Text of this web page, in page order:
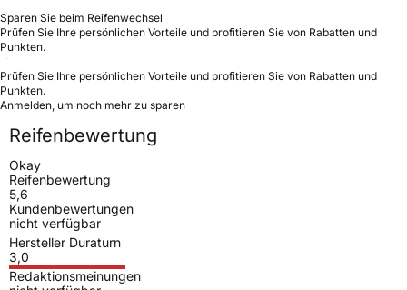
Sparen Sie beim Reifenwechsel
Prüfen Sie Ihre persönlichen Vorteile und profitieren Sie von Rabatten und
Punkten.
Prüfen Sie Ihre persönlichen Vorteile und profitieren Sie von Rabatten und
Punkten.
Anmelden, um noch mehr zu sparen
Reifenbewertung
Okay
Reifenbewertung
5,6
Kundenbewertungen
nicht verfügbar
Hersteller Duraturn
3,0
Redaktionsmeinungen